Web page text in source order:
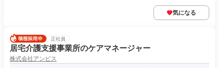
気になる
正社員
居宅介護支援事業所のケアマネージャー
株式会社アンビス